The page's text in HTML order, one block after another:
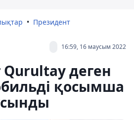
Президент
16:59, 16 маусым 2022
деген
қосымша